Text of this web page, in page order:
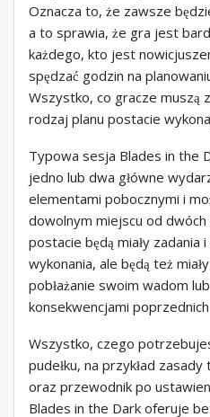
Oznacza to, że zawsze
a to sprawia, że ​​gra jest
każdego, kto jest
spędzać godzin na
Wszystko, co gracze muszą
rodzaj planu postacie
Typowa sesja Blades in the
jedno lub dwa główne
elementami pobocznymi i
dowolnym miejscu od
postacie będą miały zadania
wykonania, ale będą też
pobłażanie swoim wadom
konsekwencjami poprzednich
Wszystko, czego
pudełku, na przykład
oraz przewodnik po
Blades in the Dark oferuje